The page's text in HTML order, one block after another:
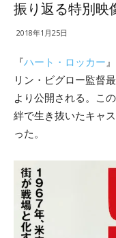
振り返る特別映
2018年1月25日
『ハート・ロッカー
リン・ビグロー監督
より公開される。この
絆で生き抜いたキャ
った。